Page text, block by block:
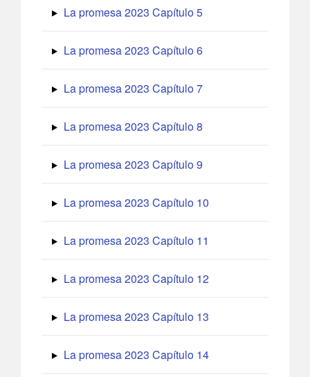
La promesa 2023 Capítulo 5
La promesa 2023 Capítulo 6
La promesa 2023 Capítulo 7
La promesa 2023 Capítulo 8
La promesa 2023 Capítulo 9
La promesa 2023 Capítulo 10
La promesa 2023 Capítulo 11
La promesa 2023 Capítulo 12
La promesa 2023 Capítulo 13
La promesa 2023 Capítulo 14